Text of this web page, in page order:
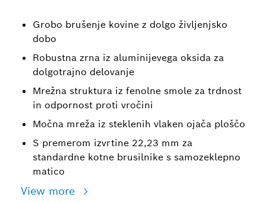
Grobo brušenje kovine z dolgo življenjsko
dobo
Robustna zrna iz aluminijevega oksida za
dolgotrajno delovanje
Mrežna struktura iz fenolne smole za trdnost
in odpornost proti vročini
Močna mreža iz steklenih vlaken ojača ploščo
S premerom izvrtine 22,23 mm za
standardne kotne brusilnike s samozeklepno
matico
View more